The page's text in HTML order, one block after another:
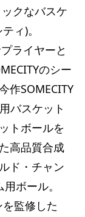
クなバスケ
ィ)。
ライヤーと
のシー
作SOMECITY
バスケット
トボールを
高品質合成
ド・チャン
ボール。
監修した